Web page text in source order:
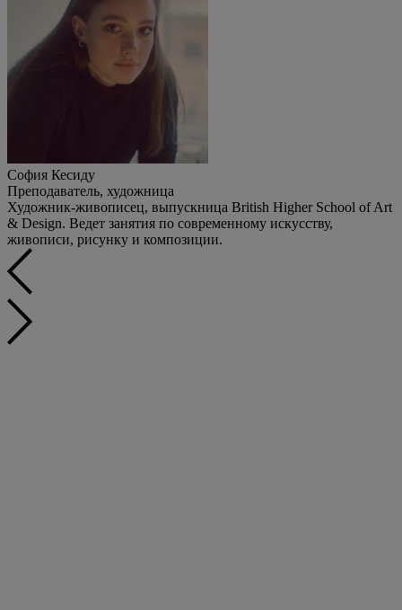
София Кесиду
Преподаватель, художница
Художник-живописец, выпускница British Higher School of Art
& Design. Ведет занятия по современному искусству,
живописи, рисунку и композиции.